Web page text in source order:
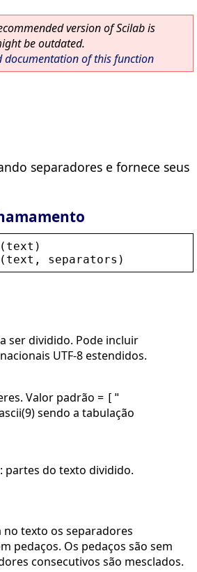
version of Scilab is
be outdated.
documentation of this function
separadores e fornece seus
( text )
( text , separators )
ser dividido. Pode incluir
UTF-8 estendidos.
Valor padrão = ["
sendo a tabulação
partes do texto dividido.
no texto os separadores
pedaços. Os pedaços são sem
consecutivos são mesclados.